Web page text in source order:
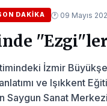
DAKIKA 🕐 09 Mayıs
İzmir
ve Işıkkent
Saygun Sanat